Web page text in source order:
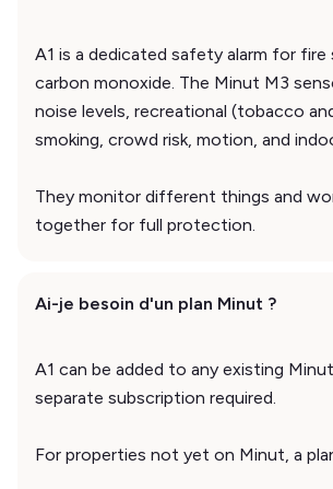
A1 is a dedicated safety alarm for fire
carbon monoxide. The Minut M3
noise levels, recreational (tobacco
smoking, crowd risk, motion, and
They monitor different things and
together for full protection.
Ai-je besoin d'un plan Minut ?
A1 can be added to any existing
separate subscription required.
For properties not yet on Minut, a